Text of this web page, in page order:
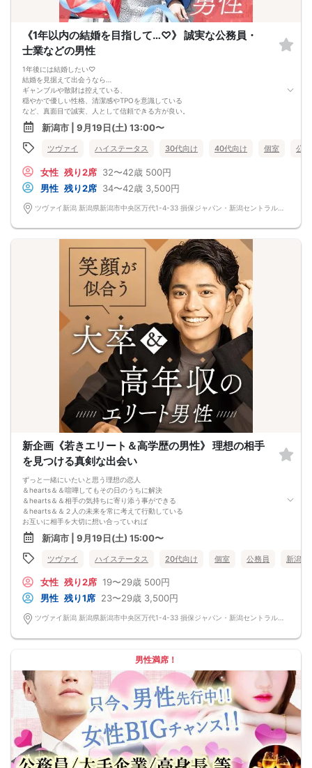
《1年以内の結婚を目指して…♡》 誠実な公務員・
士業などの男性
1年後には結婚したい♡
結婚を見据えて出会うなら…
ギャンブルや散財は控えている、
穏やかで優しい性格、清潔感やTPOを意識している
など、真面目で誠実、人として信頼できる方が良い。
安心して隣にいられるパートナーを…♡
新潟市 | 9月19日(土) 13:00〜
ツヴァイ ハイステータス 30代向け 40代向け 個室 公
女性 残り2席 32〜42歳 500円
男性 残り2席 34〜42歳 3,500円
新企画《若きエリート＆高学歴の男性》 理想の相手
を見つける真剣な出会い
ずっと一緒にいたいと思う理想の恋人
＆hearts＆＆喧嘩してもその日のうちに解決
＆hearts＆＆相手の気持ちに寄り添う事ができる
＆hearts＆＆２人の未来を常に考えて行動している
お互いに相手を大切に想い合っていれば
自然と理想の結婚相手に♡
服装に気を使っている方だから
清潔感があって第一印象から心惹かれる
*先を見据えた真剣な出会いをお届け*
新潟市 | 9月19日(土) 15:00〜
ツヴァイ ハイステータス 20代向け 個室 公務員 新潟県
女性 残り2席 19〜29歳 500円
男性 残り1席 23〜29歳 3,500円
男性満席！